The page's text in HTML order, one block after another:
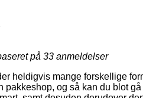
på 33 anmeldelser
heldigvis mange forskellige
og så kan du blot